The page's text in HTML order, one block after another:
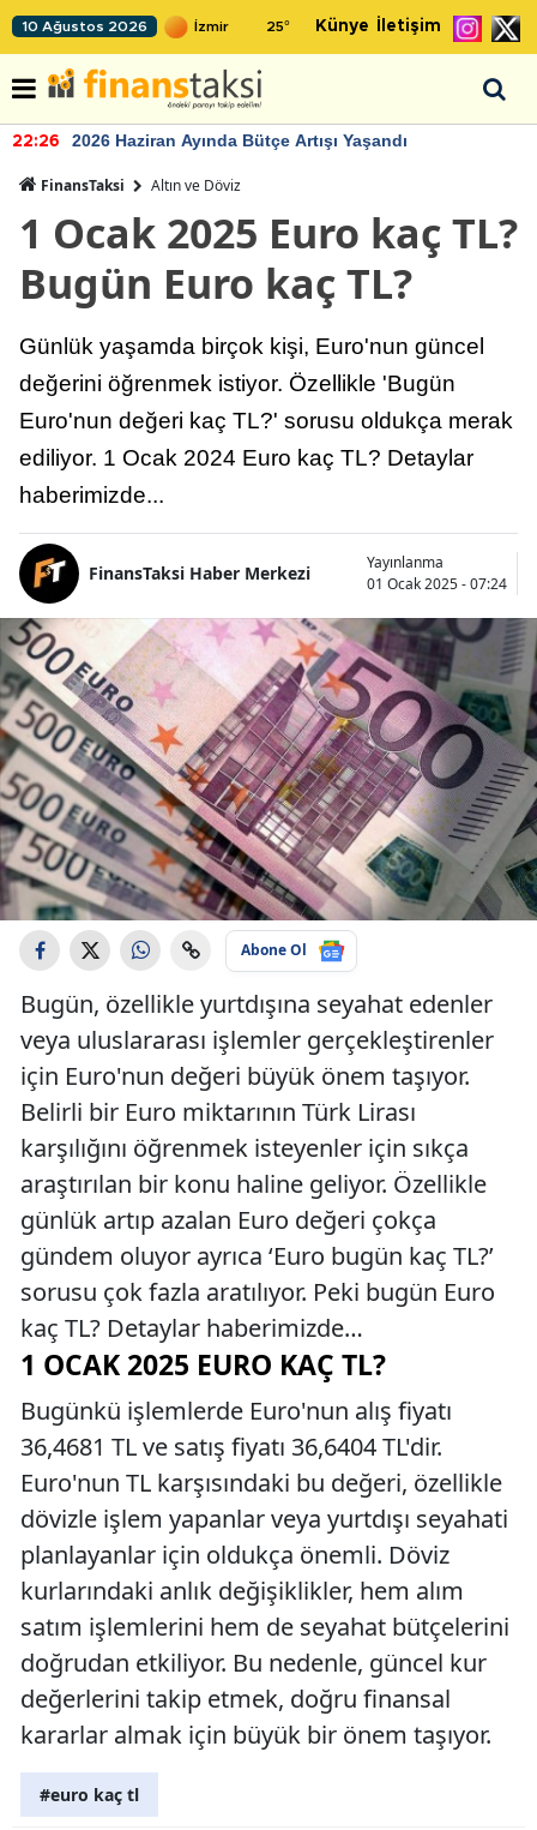
10 Ağustos 2026 25° Künye İletişim
22:26 2026 Haziran Ayında Bütçe Artışı Yaşandı
FinansTaksi Altın ve Döviz
1 Ocak 2025 Euro kaç TL?
Bugün Euro kaç TL?
Günlük yaşamda birçok kişi, Euro'nun güncel
değerini öğrenmek istiyor. Özellikle 'Bugün
Euro'nun değeri kaç TL?' sorusu oldukça merak
ediliyor. 1 Ocak 2024 Euro kaç TL? Detaylar
haberimizde...
FinansTaksi Haber Merkezi
Yayınlanma
01 Ocak 2025 - 07:24
Abone Ol
Bugün, özellikle yurtdışına seyahat edenler
veya uluslararası işlemler gerçekleştirenler
için Euro'nun değeri büyük önem taşıyor.
Belirli bir Euro miktarının Türk Lirası
karşılığını öğrenmek isteyenler için sıkça
araştırılan bir konu haline geliyor. Özellikle
günlük artıp azalan Euro değeri çokça
gündem oluyor ayrıca ‘Euro bugün kaç TL?’
sorusu çok fazla aratılıyor. Peki bugün Euro
kaç TL? Detaylar haberimizde…
1 OCAK 2025 EURO KAÇ TL?
Bugünkü işlemlerde Euro'nun alış fiyatı
36,4681 TL ve satış fiyatı 36,6404 TL'dir.
Euro'nun TL karşısındaki bu değeri, özellikle
dövizle işlem yapanlar veya yurtdışı seyahati
planlayanlar için oldukça önemli. Döviz
kurlarındaki anlık değişiklikler, hem alım
satım işlemlerini hem de seyahat bütçelerini
doğrudan etkiliyor. Bu nedenle, güncel kur
değerlerini takip etmek, doğru finansal
kararlar almak için büyük bir önem taşıyor.
#euro kaç tl